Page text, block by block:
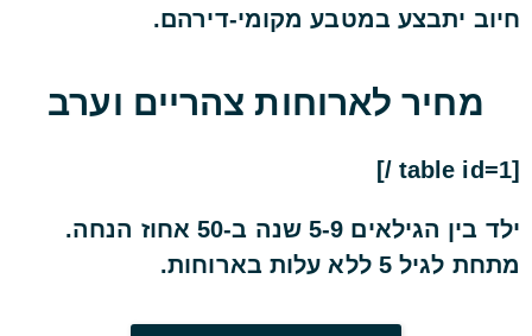
חיוב יתבצע במטבע מקומי-דירהם.
מחיר לארוחות צהריים וערב
[table id=1 /]
ילד בין הגילאים 5-9 שנה ב-50 אחוז הנחה.
מתחת לגיל 5 ללא עלות בארוחות.